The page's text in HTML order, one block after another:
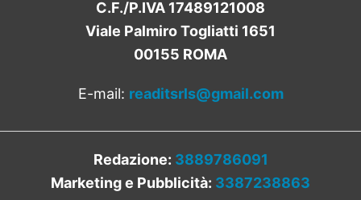
C.F./P.IVA 17489121008
Viale Palmiro Togliatti 1651
00155 ROMA
E-mail: readitsrls@gmail.com
Redazione: 3889786091
Marketing e Pubblicità: 3387238863